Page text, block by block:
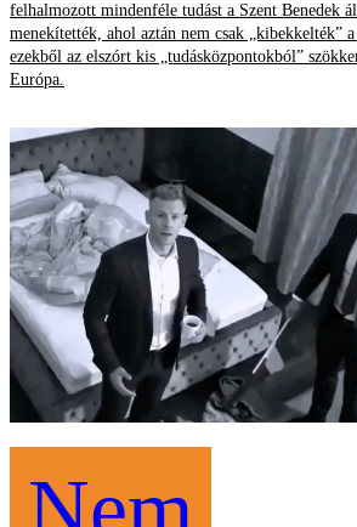
felhalmozott mindenféle tudást a Szent Benedek
menekítették, ahol aztán nem csak „kibekkelték”
ezekből az elszórt kis „tudásközpontokból”
Európa.